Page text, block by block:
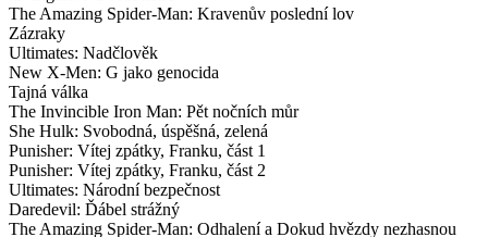
The Amazing Spider-Man: Kravenův poslední lov
Zázraky
Ultimates: Nadčlověk
New X-Men: G jako genocida
Tajná válka
The Invincible Iron Man: Pět nočních můr
She Hulk: Svobodná, úspěšná, zelená
Punisher: Vítej zpátky, Franku, část 1
Punisher: Vítej zpátky, Franku, část 2
Ultimates: Národní bezpečnost
Daredevil: Ďábel strážný
The Amazing Spider-Man: Odhalení a Dokud hvězdy nezhasnou